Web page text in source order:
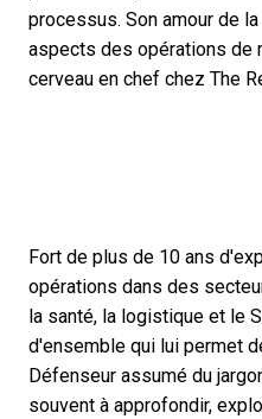
processus. Son amour de
aspects des opérations de
cerveau en chef chez The
Fort de plus de 10 ans
opérations dans des
la santé, la logistique et le
d'ensemble qui lui permet
Défenseur assumé du
souvent à approfondir,